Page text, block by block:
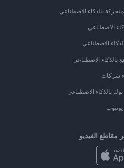
بالذكاء الاصطناعي
الاصطناعي
الاصطناعي
بالذكاء الاصطناعي
شركات
بالذكاء الاصطناعي
مقاطع الفيديو